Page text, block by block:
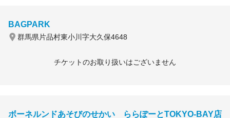
BAGPARK
群馬県片品村東小川字大久保4648
チケットのお取り扱いはございません
ボーネルンドあそびのせかい ららぽーとTOKYO-BAY店